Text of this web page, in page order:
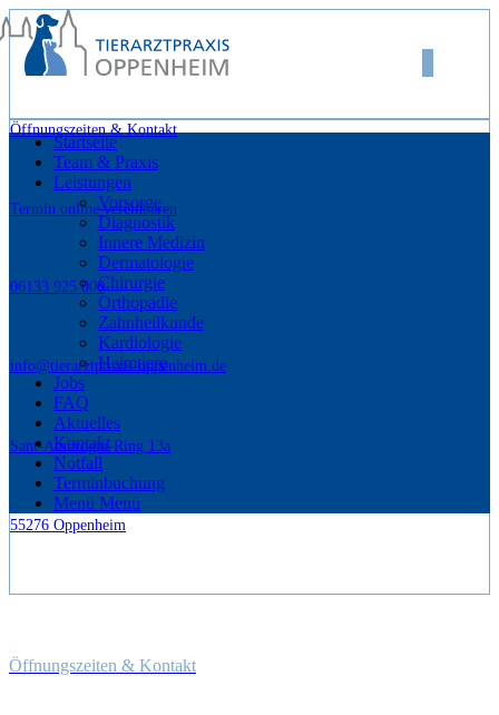
Öffnungszeiten & Kontakt
Termin online vereinbaren
06133 925 000
info@tierarztpraxis-oppenheim.de
Sant-Ambrogio-Ring 13a
55276 Oppenheim
Öffnungszeiten & Kontakt
Startseite
Team & Praxis
Leistungen
Vorsorge
Diagnostik
Innere Medizin
Dermatologie
Chirurgie
Orthopädie
Zahnheilkunde
Kardiologie
Heimtiere
Jobs
FAQ
Aktuelles
Kontakt
Notfall
Terminbuchung
Menü Menü